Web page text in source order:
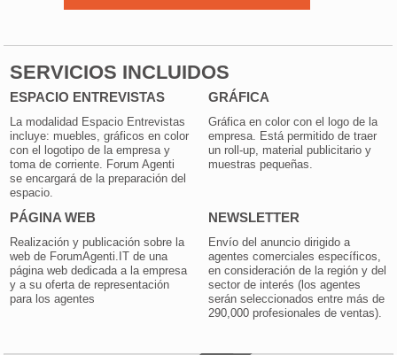
SERVICIOS INCLUIDOS
ESPACIO ENTREVISTAS GRÁFICA
La modalidad Espacio Entrevistas
incluye: muebles, gráficos en color
con el logotipo de la empresa y
toma de corriente. Forum Agenti
se encargará de la preparación del
espacio.
Gráfica en color con el logo de la
empresa. Está permitido de traer
un roll-up, material publicitario y
muestras pequeñas.
PÁGINA WEB NEWSLETTER
Realización y publicación sobre la
web de ForumAgenti.IT de una
página web dedicada a la empresa
y a su oferta de representación
para los agentes
Envío del anuncio dirigido a
agentes comerciales específicos,
en consideración de la región y del
sector de interés (los agentes
serán seleccionados entre más de
290,000 profesionales de ventas).